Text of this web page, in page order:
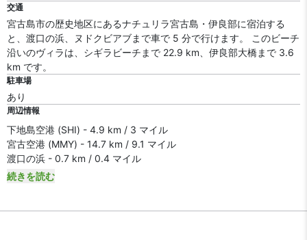
交通
宮古島市の歴史地区にあるナチュリラ宮古島・伊良部に宿泊する
と、渡口の浜、ヌドクビアブまで車で 5 分で行けます。 このビーチ
沿いのヴィラは、シギラビーチまで 22.9 km、伊良部大橋まで 3.6
km です。
駐車場
あり
周辺情報
下地島空港 (SHI) - 4.9 km / 3 マイル
宮古空港 (MMY) - 14.7 km / 9.1 マイル
渡口の浜 - 0.7 km / 0.4 マイル
続きを読む